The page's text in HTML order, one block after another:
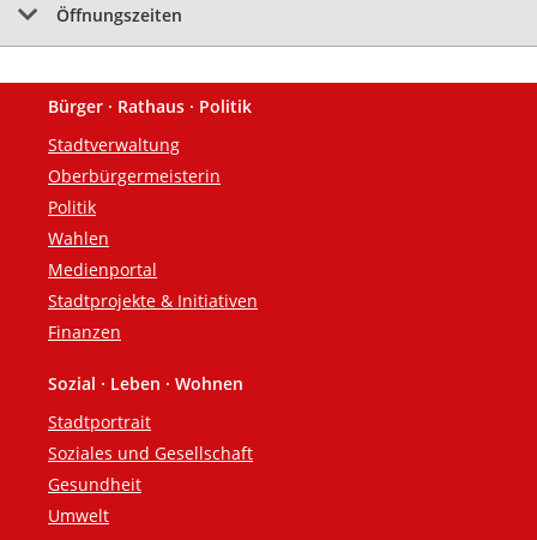
Öffnungszeiten
Fußzeile
Bürger · Rathaus · Politik
Stadtverwaltung
Oberbürgermeisterin
Politik
Wahlen
Medienportal
Stadtprojekte & Initiativen
Finanzen
Sozial · Leben · Wohnen
Stadtportrait
Soziales und Gesellschaft
Gesundheit
Umwelt